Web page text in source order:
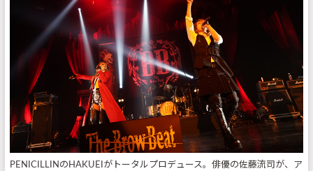
PENICILLINのHAKUEIがトータルプロデュース。俳優の佐藤流司が、ア